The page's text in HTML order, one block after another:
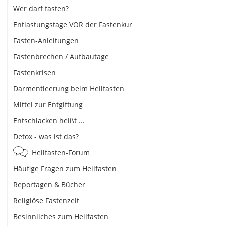
Wer darf fasten?
Entlastungstage VOR der Fastenkur
Fasten-Anleitungen
Fastenbrechen / Aufbautage
Fastenkrisen
Darmentleerung beim Heilfasten
Mittel zur Entgiftung
Entschlacken heißt ...
Detox - was ist das?
Heilfasten-Forum
Häufige Fragen zum Heilfasten
Reportagen & Bücher
Religiöse Fastenzeit
Besinnliches zum Heilfasten